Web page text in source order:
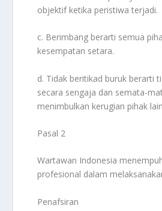
objektif ketika peristiwa terjadi.
c. Berimbang berarti semua
kesempatan setara.
d. Tidak beritikad buruk berarti
secara sengaja dan semata-
menimbulkan kerugian pihak
Pasal 2
Wartawan Indonesia
profesional dalam
Penafsiran